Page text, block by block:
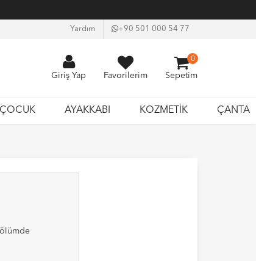
Yardım +90 501 000 54 77
Giriş Yap Favorilerim Sepetim
0
ÇOCUK AYAKKABI KOZMETİK ÇANTA